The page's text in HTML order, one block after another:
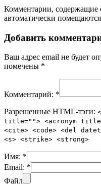
Комментарии, содержащие
автоматически помещаются
Добавить
Ваш адрес email не будет
помечены *
Комментарий: *
Разрешенные HTML-тэги:
title=""> <acronym
<cite> <code> <del
<s> <strike> <strong>
Имя: *
Email: *
Файл